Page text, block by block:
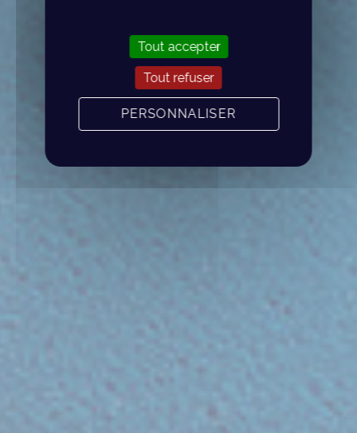
Tout accepter
Tout refuser
PERSONNALISER